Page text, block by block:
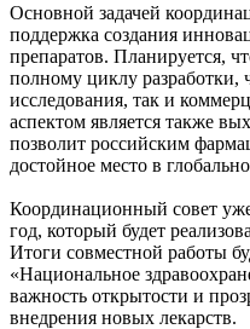
Основной задачей
поддержка создания
препаратов. Планируется,
полному циклу разработки,
исследования, так и
аспектом является также
позволит российским
достойное место в
Координационный совет
год, который будет
Итоги совместной работы
«Национальное
важность открытости и
внедрения новых лекарств.